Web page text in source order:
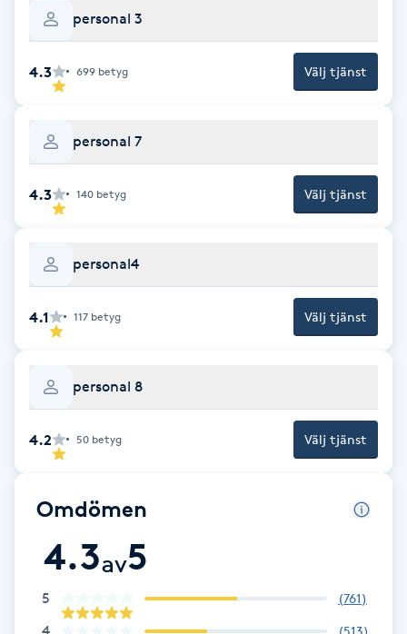
Fettreducering
Fibromassage
Fillers
Fotmassage
Fransar
Fransborttagning
Fransfärgning
Fransförlängning
Fransförlängning Megavolym
Fransförlängning Volym
personal 3
4.3 699 betyg Välj tjänst
personal 7
4.3 140 betyg Välj tjänst
personal4
4.1 117 betyg Välj tjänst
personal 8
4.2 50 betyg Välj tjänst
Omdömen
4.3av5
5 (761)
(513)